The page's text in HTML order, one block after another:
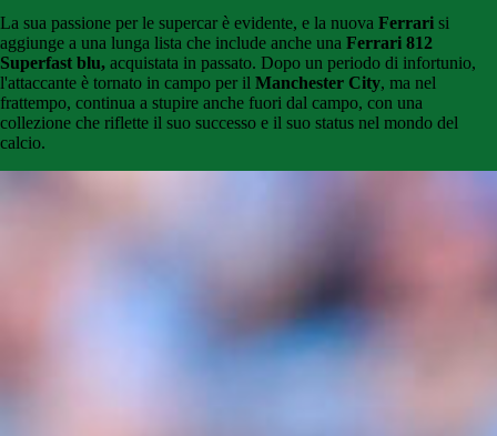
La sua passione per le supercar è evidente, e la nuova Ferrari si
aggiunge a una lunga lista che include anche una Ferrari 812
Superfast blu, acquistata in passato. Dopo un periodo di infortunio,
l'attaccante è tornato in campo per il Manchester City, ma nel
frattempo, continua a stupire anche fuori dal campo, con una
collezione che riflette il suo successo e il suo status nel mondo del
calcio.